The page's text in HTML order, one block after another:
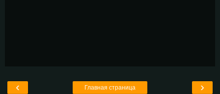
‹ ›
Главная страница